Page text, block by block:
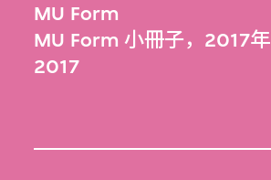
MU Form
MU Form 小冊子，2017年
2017